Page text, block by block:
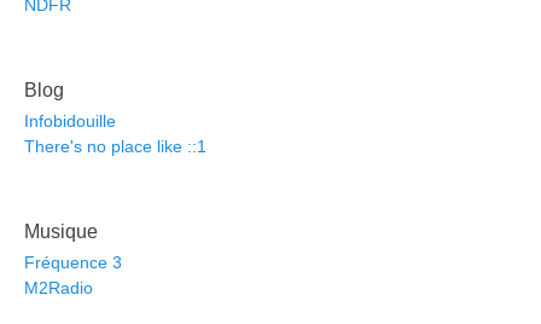
NDFR
Blog
Infobidouille
There's no place like ::1
Musique
Fréquence 3
M2Radio